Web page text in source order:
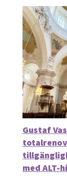
Gustaf
med ALT-